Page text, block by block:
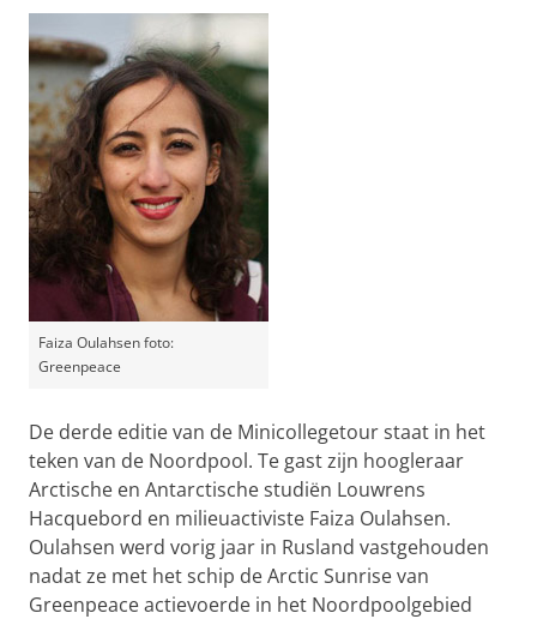
Faiza Oulahsen foto:
Greenpeace
De derde editie van de Minicollegetour staat in het
teken van de Noordpool. Te gast zijn hoogleraar
Arctische en Antarctische studiën Louwrens
Hacquebord en milieuactiviste Faiza Oulahsen.
Oulahsen werd vorig jaar in Rusland vastgehouden
nadat ze met het schip de Arctic Sunrise van
Greenpeace actievoerde in het Noordpoolgebied